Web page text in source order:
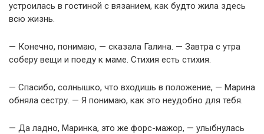
устроилась в гостиной с вязанием, как будто жила здесь
всю жизнь.
— Конечно, понимаю, — сказала Галина. — Завтра с утра
соберу вещи и поеду к маме. Стихия есть стихия.
— Спасибо, солнышко, что входишь в положение, — Марина
обняла сестру. — Я понимаю, как это неудобно для тебя.
— Да ладно, Маринка, это же форс-мажор, — улыбнулась